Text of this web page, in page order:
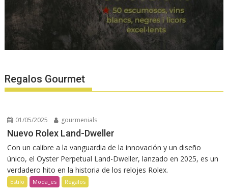
Regalos Gourmet
01/05/2025 gourmenials
Nuevo Rolex Land-Dweller
Con un calibre a la vanguardia de la innovación y un diseño
único, el Oyster Perpetual Land-Dweller, lanzado en 2025, es un
verdadero hito en la historia de los relojes Rolex.
Estilo Moda_es Regalos